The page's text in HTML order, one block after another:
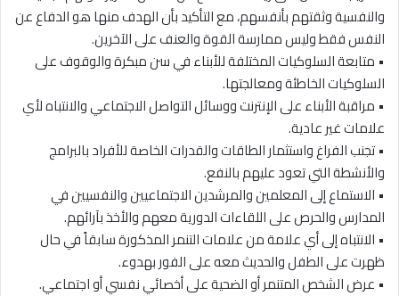
والنفسية وثقتهم بأنفسهم، مع التأكيد بأن الهدف منها هو الدفاع عن
النفس فقط وليس ممارسة القوة والعنف على الآخرين.
• متابعة السلوكيات المختلفة للأبناء في سن مبكرة والوقوف على
السلوكيات الخاطئة ومعالجتها.
• مراقبة الأبناء على الإنترنت ووسائل التواصل الاجتماعي والانتباه لأي
علامات غير عادية.
• تجنب الفراغ واستثمار الطاقات والقدرات الخاصة للأفراد بالبرامج
والأنشطة التي تعود عليهم بالنفع.
• الاستماع إلى المعلمين والمرشدين الاجتماعيين والنفسيين في
المدارس والحرص على اللقاءات الدورية معهم والأخذ بآرائهم.
• الانتباه إلى أي علامة من علامات التنمر المذكورة سابقاً في حال
ظهرت على الطفل والحديث معه على الفور بهدوء.
• عرض الشخص المتنمر أو الضحية على أخصائي نفسي أو اجتماعي.